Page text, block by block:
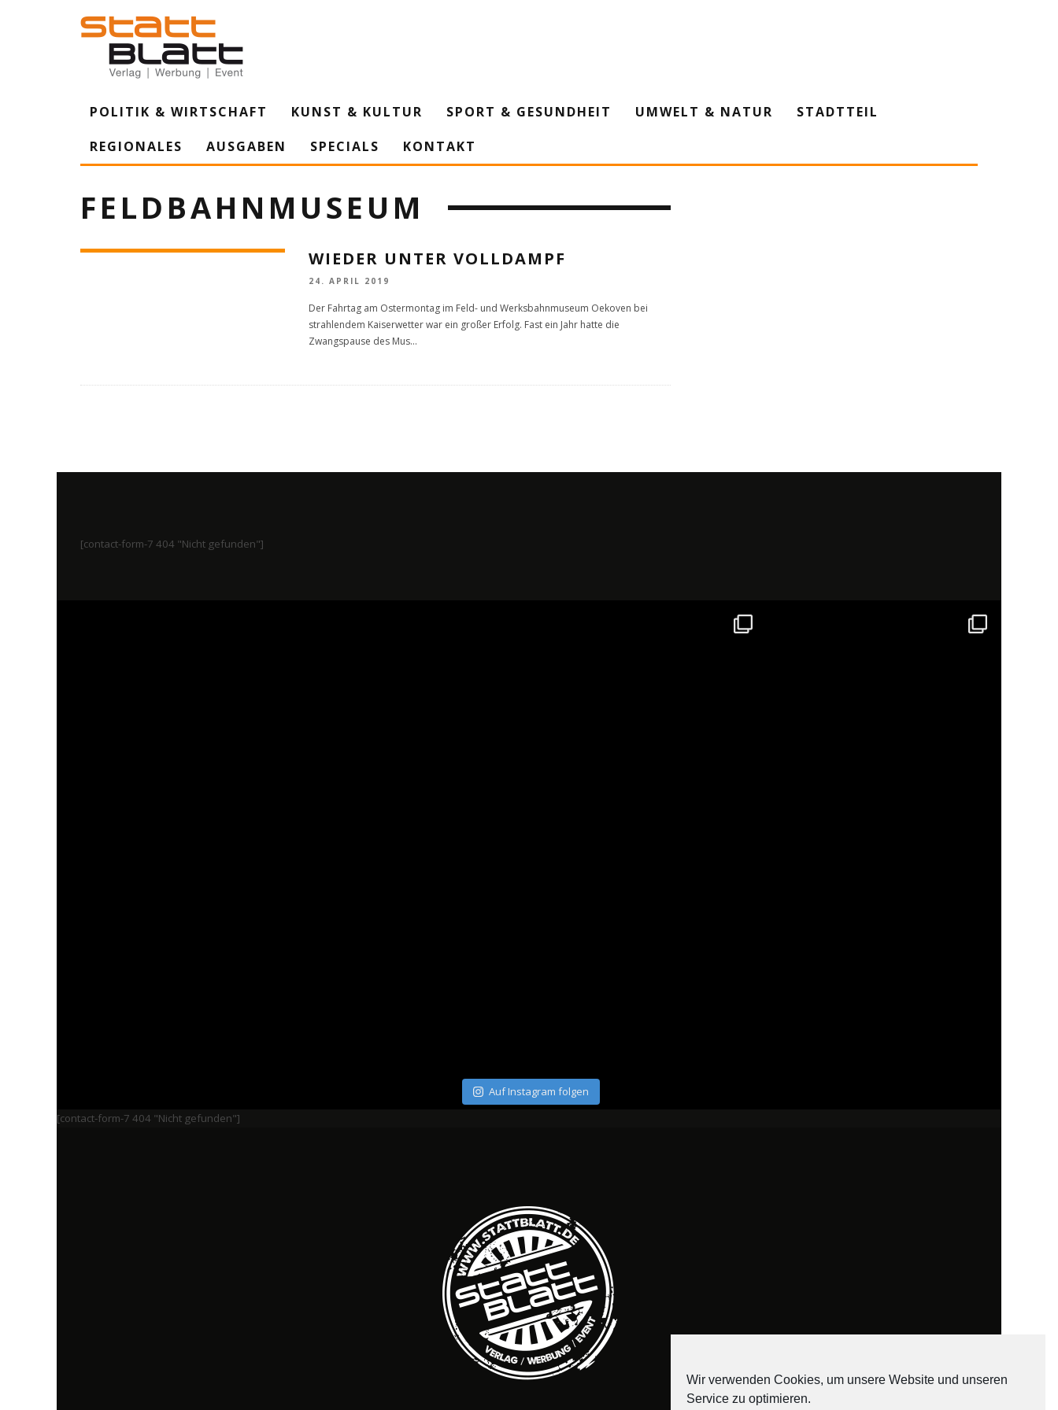
POLITIK & WIRTSCHAFT KUNST & KULTUR SPORT & GESUNDHEIT UMWELT & NATUR
STADTTEIL
REGIONALES
AUSGABEN SPECIALS KONTAKT
FELDBAHNMUSEUM
WIEDER UNTER VOLLDAMPF
24. APRIL 2019
Der Fahrtag am Ostermontag im Feld- und Werksbahnmuseum Oekoven bei
strahlendem Kaiserwetter war ein großer Erfolg. Fast ein Jahr hatte die
Zwangspause des Mus...
[contact-form-7 404 "Nicht gefunden"]
Auf Instagram folgen
[contact-form-7 404 "Nicht gefunden"]
Wir verwenden Cookies, um unsere Website und unseren
Service zu optimieren.